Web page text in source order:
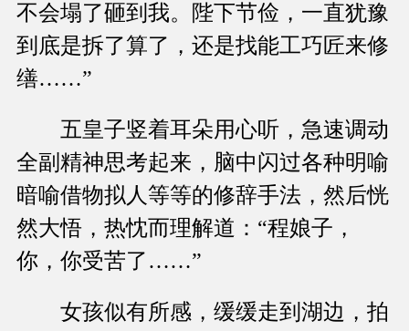
不会塌了砸到我。陛下节俭，一直犹豫
到底是拆了算了，还是找能工巧匠来修
缮……”
五皇子竖着耳朵用心听，急速调动
全副精神思考起来，脑中闪过各种明喻
暗喻借物拟人等等的修辞手法，然后恍
然大悟，热忱而理解道：“程娘子，
你，你受苦了……”
女孩似有所感，缓缓走到湖边，拍